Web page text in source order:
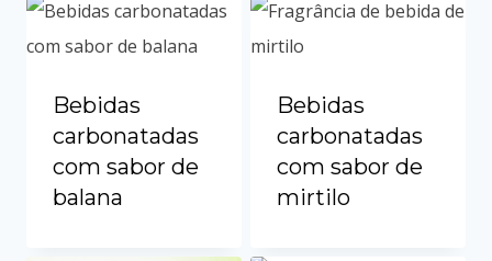
Bebidas
carbonatadas
com sabor de
balana
Bebidas
carbonatadas
com sabor de
mirtilo
Afrikaans
Arabic
Spanish (Venezuela)
Kazakh
Spanish (Argentina)